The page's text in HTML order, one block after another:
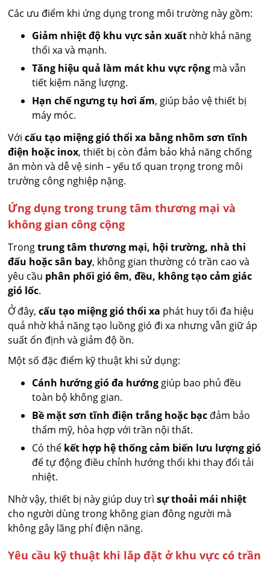
Các ưu điểm khi ứng dụng trong môi trường này gồm:
Giảm nhiệt độ khu vực sản xuất nhờ khả năng
thổi xa và mạnh.
Tăng hiệu quả làm mát khu vực rộng mà vẫn
tiết kiệm năng lượng.
Hạn chế ngưng tụ hơi ẩm, giúp bảo vệ thiết bị
máy móc.
Vớicấu tạo miệng gió thổi xa bằng nhôm sơn tĩnh
điện hoặc inox, thiết bị còn đảm bảo khả năng chống
ăn mòn và dễ vệ sinh – yếu tố quan trọng trong môi
trường công nghiệp nặng.
Ứng dụng trong trung tâm thương mại và
không gian công cộng
Trongtrung tâm thương mại, hội trường, nhà thi
đấu hoặc sân bay, không gian thường có trần cao và
yêu cầu phân phối gió êm, đều, không tạo cảm giác
gió lốc.
Ở đây,cấu tạo miệng gió thổi xa phát huy tối đa hiệu
quả nhờ khả năng tạo luồng gió đi xa nhưng vẫn giữ áp
suất ổn định và giảm độ ồn.
Một số đặc điểm kỹ thuật khi sử dụng:
Cánh hướng gió đa hướng giúp bao phủ đều
toàn bộ không gian.
Bề mặt sơn tĩnh điện trắng hoặc bạc đảm bảo
thẩm mỹ, hòa hợp với trần nội thất.
Có thể kết hợp hệ thống cảm biến lưu lượng gió
để tự động điều chỉnh hướng thổi khi thay đổi tải
nhiệt.
Nhờ vậy, thiết bị này giúp duy trìsự thoải mái nhiệt
cho người dùng trong không gian đông người mà
không gây lãng phí điện năng.
Yêu cầu kỹ thuật khi lắp đặt ở khu vực có trần